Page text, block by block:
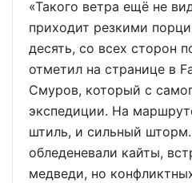
«Такого ветра ещё не
приходит резкими
десять, со всех сторон
отметил на странице в
Смуров, который с
экспедиции. На
штиль, и сильный
обледеневали кайты,
медведи, но